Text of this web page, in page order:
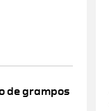
de grampos